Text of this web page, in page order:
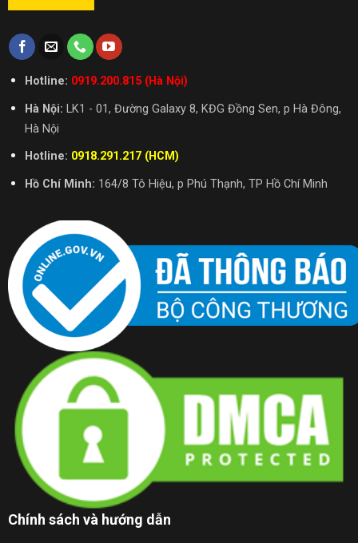
Hotline: 0919.200.815 (Hà Nội)
Hà Nội: LK1 - 01, Đường Galaxy 8, KĐG Đồng Sen, p Hà Đông,
Hà Nội
Hotline: 0918.291.217 (HCM)
Hồ Chí Minh: 164/8 Tô Hiệu, p Phú Thạnh, TP Hồ Chí Minh
Chính sách và hướng dẫn